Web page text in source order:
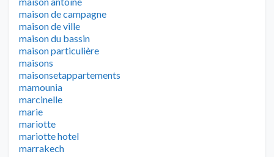
maison de campagne
maison de ville
maison du bassin
maison particulière
maisons
maisonsetappartements
mamounia
marcinelle
marie
mariotte
mariotte hotel
marrakech